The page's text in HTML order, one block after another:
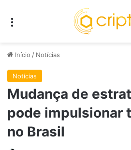
Início / Notícias
Notícias
Mudança de
pode impulsionar
no Brasil